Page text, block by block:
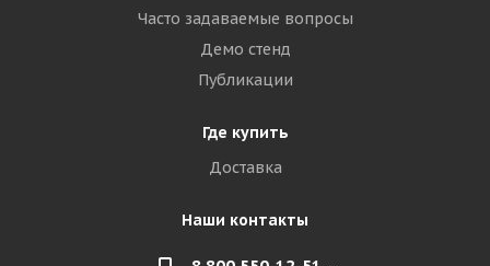
Часто задаваемые вопросы
Демо стенд
Публикации
Где купить
Доставка
Наши контакты